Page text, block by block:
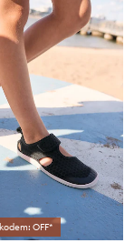
OFF*